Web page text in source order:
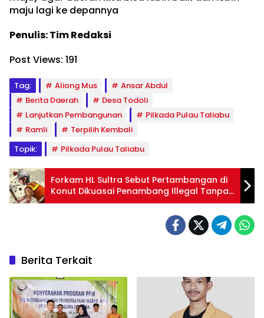
maju lagi ke depannya
Penulis: Tim Redaksi
Post Views: 191
Tag: Aliong Mus
Ansar Abdul
Berita Daerah
Desa Todoli
Lanjutkan Pembangunan
Pilkada Pulau Taliabu
Ramli
Terpilih Kembali
Topik:
Pilkada Pulau Taliabu
Forkam HL Sultra Sebut Pertambangan di
Konut Dikuasai Penambang Illegal Tanpa
IPPKH
Berita Terkait